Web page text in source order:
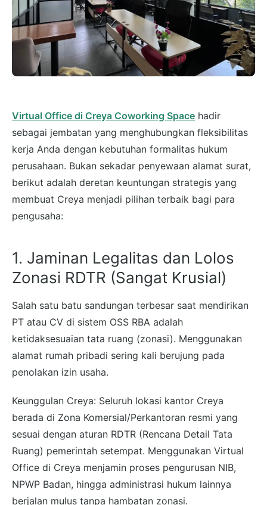
Virtual Office di Creya Coworking Space hadir
sebagai jembatan yang menghubungkan fleksibilitas
kerja Anda dengan kebutuhan formalitas hukum
perusahaan. Bukan sekadar penyewaan alamat surat,
berikut adalah deretan keuntungan strategis yang
membuat Creya menjadi pilihan terbaik bagi para
pengusaha:
1. Jaminan Legalitas dan Lolos
Zonasi RDTR (Sangat Krusial)
Salah satu batu sandungan terbesar saat mendirikan
PT atau CV di sistem OSS RBA adalah
ketidaksesuaian tata ruang (zonasi). Menggunakan
alamat rumah pribadi sering kali berujung pada
penolakan izin usaha.
Keunggulan Creya: Seluruh lokasi kantor Creya
berada di Zona Komersial/Perkantoran resmi yang
sesuai dengan aturan RDTR (Rencana Detail Tata
Ruang) pemerintah setempat. Menggunakan Virtual
Office di Creya menjamin proses pengurusan NIB,
NPWP Badan, hingga administrasi hukum lainnya
berjalan mulus tanpa hambatan zonasi.